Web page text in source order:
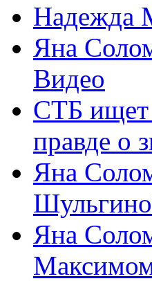
Надежда
Яна
Видео
СТБ ищет
правде о
Яна
Яна